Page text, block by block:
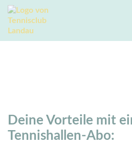
Deine Vorteile mit
Tennishallen-Abo: